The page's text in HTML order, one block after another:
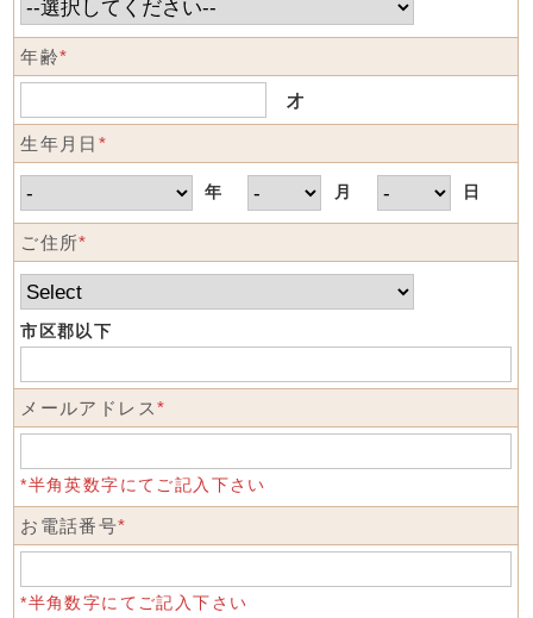
年齢*
才
生年月日 *
年 月 日
ご住所*
市区郡以下
メールアドレス*
*半角英数字にてご記入下さい
お電話番号*
*半角数字にてご記入下さい